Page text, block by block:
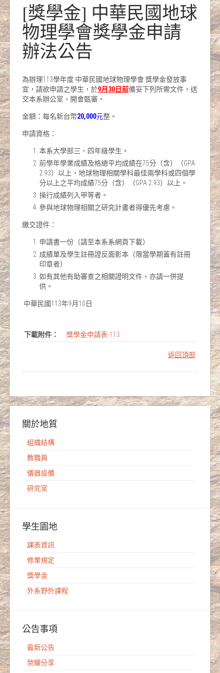
[獎學金] 中華民國地球
物理學會獎學金申請
辦法公告
為辦理113學年度 中華民國地球物理學會 獎學金發放事
宜，請欲申請之學生，於9月30日前備妥下列所需文件，送
交本系辦公室，開會甄審。
金額：每名新台幣20,000元整。
申請資格：
本系大學部三、四年級學生。
前學年學業成績及格總平均成績在75分（含）（GPA
2.93）以上，地球物理相關學科最佳兩學科或四個學
分以上之平均成績75分（含）（GPA 2.93）以上。
操行成績列入甲等者。
參與地球物理相關之研究計畫者得優先考慮。
繳交證件：
申請書一份（請至本系系網頁下載）
成績單及學生註冊證反面影本（限當學期蓋有註冊
印章者）
如有其他有助審查之相關證明文件，亦請一併提
供。
中華民國113年9月10日
下載附件： 獎學金申請表-113
返回頂部
關於地質
組織結構
教職員
儀器設備
研究室
學生園地
課表資訊
修業規定
獎學金
外系野外課程
公告事項
最新公告
榮耀分享